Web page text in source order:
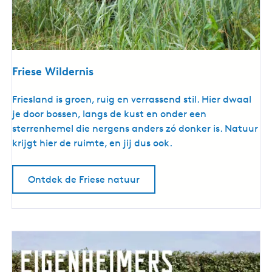
Friese Wildernis
F
r
i
e
d
r
Friesland is groen, ruig en verrassend stil. Hier dwaal
je door bossen, langs de kust en onder een
sterrenhemel die nergens anders zó donker is. Natuur
krijgt hier de ruimte, en jij dus ook.
Ontdek de Friese natuur